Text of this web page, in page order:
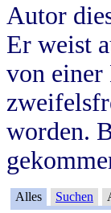
Autor
Er weist
von einer
worden.
Alles Suchen